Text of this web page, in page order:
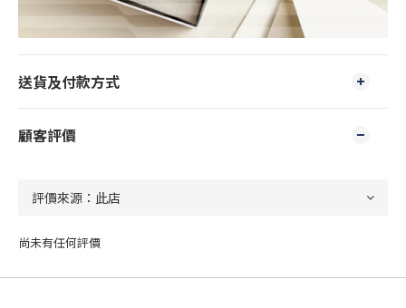
送貨及付款方式
顧客評價
尚未有任何評價